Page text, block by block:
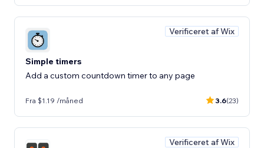
Verificeret af Wix
Simple timers
Add a custom countdown timer to any page
Fra $1.19 /måned 3.6(23)
Verificeret af Wix